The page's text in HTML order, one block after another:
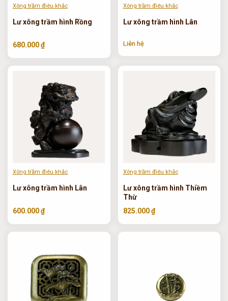
Xông trầm điêu khắc
Lư xông trầm hình Rồng
680.000 ₫
Xông trầm điêu khắc
Lư xông trầm hình Lân
Liên hệ
Xông trầm điêu khắc
Lư xông trầm hình Lân
600.000 ₫
Xông trầm điêu khắc
Lư xông trầm hình Thiềm
Thừ
825.000 ₫